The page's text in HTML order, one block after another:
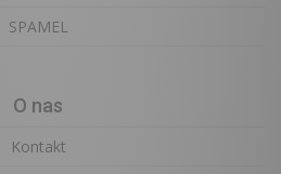
SPAMEL
O nas
Kontakt